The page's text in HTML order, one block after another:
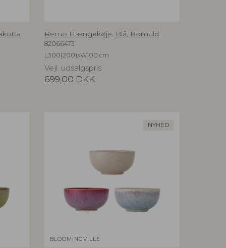
Remo Hængekøje, Blå, Bomuld
82066473
L300(200)xW100 cm
Vejl. udsalgspris
699,00 DKK
NYHED
BLOOMINGVILLE